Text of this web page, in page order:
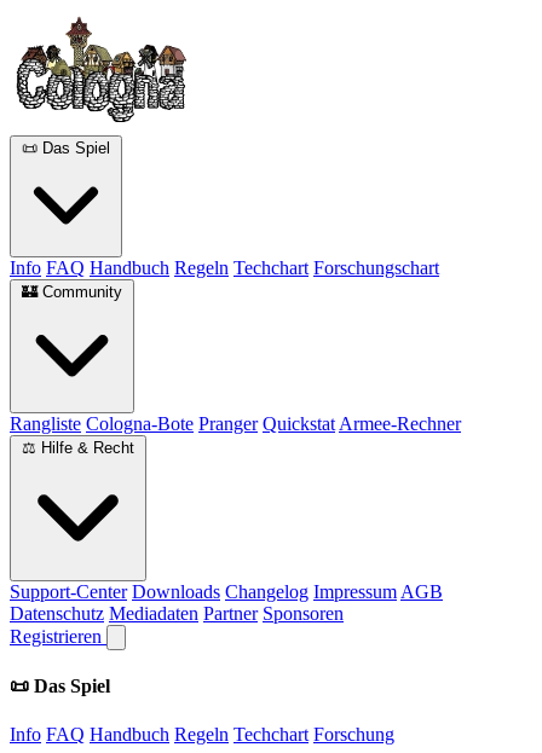
📜 Das Spiel
Info FAQ Handbuch Regeln Techchart Forschungschart
🏰 Community
Rangliste Cologna-Bote Pranger Quickstat Armee-Rechner
⚖️ Hilfe & Recht
Support-Center Downloads Changelog Impressum AGB
Datenschutz Mediadaten Partner Sponsoren
Registrieren
📜 Das Spiel
Info FAQ Handbuch Regeln Techchart Forschung